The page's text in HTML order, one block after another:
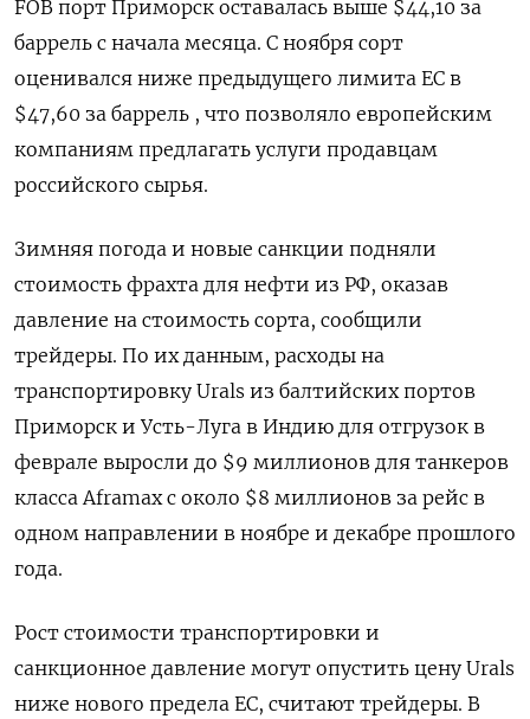
FOB порт Приморск оставалась ‌выше $44,10 за
баррель с начала ‌месяца. С ноября сорт
оценивался ниже предыдущего лимита ЕС в
$47,60 за баррель , что позволяло ​европейским
компаниям предлагать услуги продавцам
российского сырья.
Зимняя погода и новые санкции ‌подняли
стоимость фрахта для нефти из РФ, оказав
давление на стоимость сорта, ​сообщили
трейдеры. По их данным, расходы на
транспортировку Urals из балтийских портов
Приморск и ‌Усть-Луга в Индию для отгрузок в
феврале выросли до $9 миллионов для танкеров
класса Aframax с около $8 миллионов за рейс в
одном ​направлении в ноябре ​и декабре прошлого
года.
Рост ‌стоимости транспортировки и
санкционное давление могут опустить цену Urals
ниже нового предела ​ЕС, считают трейдеры. В